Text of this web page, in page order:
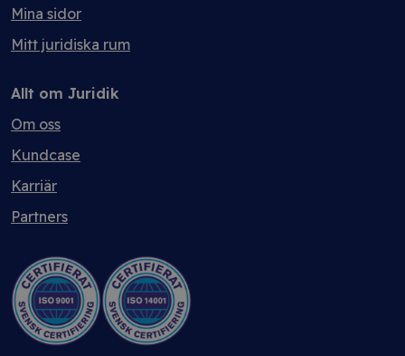
Mina sidor
Mitt juridiska rum
Allt om Juridik
Om oss
Kundcase
Karriär
Partners